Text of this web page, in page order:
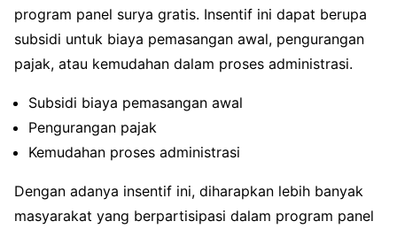
program panel surya gratis. Insentif ini dapat berupa
subsidi untuk biaya pemasangan awal, pengurangan
pajak, atau kemudahan dalam proses administrasi.
Subsidi biaya pemasangan awal
Pengurangan pajak
Kemudahan proses administrasi
Dengan adanya insentif ini, diharapkan lebih banyak
masyarakat yang berpartisipasi dalam program panel